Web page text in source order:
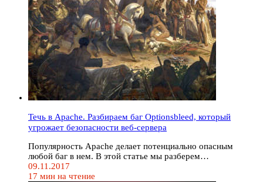
Течь в Apache. Разбираем баг Optionsbleed, который
угрожает безопасности веб-сервера
Популярность Apache делает потенциально опасным
любой баг в нем. В этой статье мы разберем…
09.11.2017
17 мин на чтение